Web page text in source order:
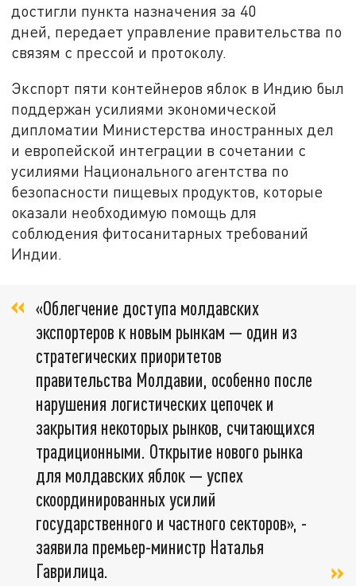
достигли пункта назначения за 40
дней, передает управление правительства по
связям с прессой и протоколу.
Экспорт пяти контейнеров яблок в Индию был
поддержан усилиями экономической
дипломатии Министерства иностранных дел
и европейской интеграции в сочетании с
усилиями Национального агентства по
безопасности пищевых продуктов, которые
оказали необходимую помощь для
соблюдения фитосанитарных требований
Индии.
«Облегчение доступа молдавских
экспортеров к новым рынкам — один из
стратегических приоритетов
правительства Молдавии, особенно после
нарушения логистических цепочек и
закрытия некоторых рынков, считающихся
традиционными. Открытие нового рынка
для молдавских яблок — успех
скоординированных усилий
государственного и частного секторов», -
заявила премьер-министр Наталья
Гаврилица.